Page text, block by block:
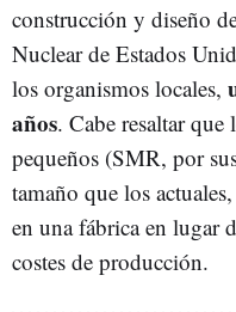
construcción y diseño
Nuclear de Estados
los organismos locales,
años. Cabe resaltar que
pequeños (SMR, por
tamaño que los
en una fábrica en lugar
costes de producción.